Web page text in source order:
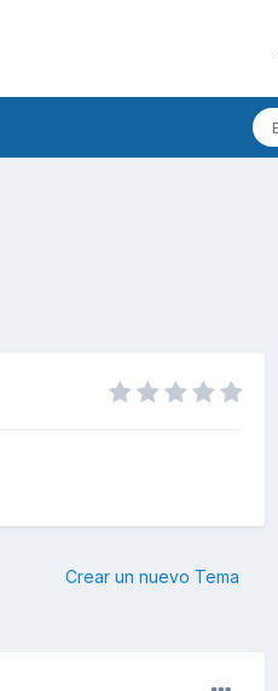
Crear un nuevo Tema